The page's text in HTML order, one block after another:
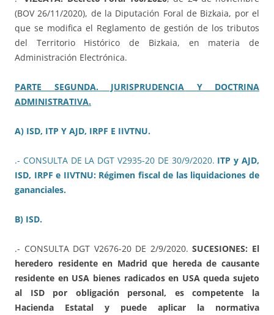
(BOV 26/11/2020), de la Diputación Foral de Bizkaia, por el
que se modifica el Reglamento de gestión de los tributos
del Territorio Histórico de Bizkaia, en materia de
Administración Electrónica.
PARTE SEGUNDA. JURISPRUDENCIA Y DOCTRINA
ADMINISTRATIVA.
A) ISD, ITP Y AJD, IRPF E IIVTNU.
.- CONSULTA DE LA DGT V2935-20 DE 30/9/2020. ITP y AJD,
ISD, IRPF e IIVTNU: Régimen fiscal de las liquidaciones de
gananciales.
B) ISD.
.- CONSULTA DGT V2676-20 DE 2/9/2020.SUCESIONES: El
heredero residente en Madrid que hereda de causante
residente en USA bienes radicados en USA queda sujeto
al ISD por obligación personal, es competente la
Hacienda Estatal y puede aplicar la normativa